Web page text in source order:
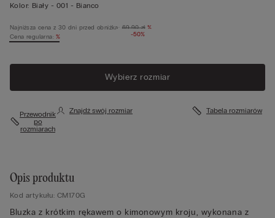
Kolor: Biały - 001 - Bianco
-50%
Najniższa cena z 30 dni przed obniżką: 69,90 zł %
Cena regularna: %
Wybierz rozmiar
Przewodnik
po
rozmiarach
Znajdź swój rozmiar Tabela rozmiarów
Opis produktu
Kod artykułu: CM170G
Bluzka z krótkim rękawem o kimonowym kroju, wykonana z